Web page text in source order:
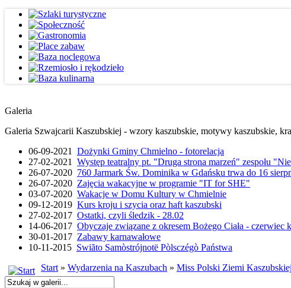
Galeria
Galeria Szwajcarii Kaszubskiej - wzory kaszubskie, motywy kaszubskie,
06-09-2021 Dożynki Gminy Chmielno - fotorelacja
27-02-2021 Występ teatralny pt. "Druga strona marzeń" zespołu
26-07-2020 760 Jarmark Św. Dominika w Gdańsku trwa do 16
26-07-2020 Zajęcia wakacyjne w programie "IT for SHE"
03-07-2020 Wakacje w Domu Kultury w Chmielnie
09-12-2019 Kurs kroju i szycia oraz haft kaszubski
27-02-2017 Ostatki, czyli śledzik - 28.02
14-06-2017 Obyczaje związane z okresem Bożego Ciała - czerwiec
30-01-2017 Zabawy karnawałowe
10-11-2015 Swiãto Samòstrójnotë Pòlsczégò Państwa
Start» Wydarzenia na Kaszubach » Miss Polski Ziemi Kaszubskiej